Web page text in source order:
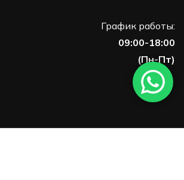
График работы:
09:00-18:00
(Пн-Пт)